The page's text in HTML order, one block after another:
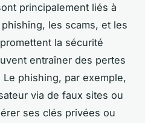
principalement liés à
les scams, et les
la sécurité
entraîner des pertes
phishing, par exemple,
via de faux sites ou
ses clés privées ou